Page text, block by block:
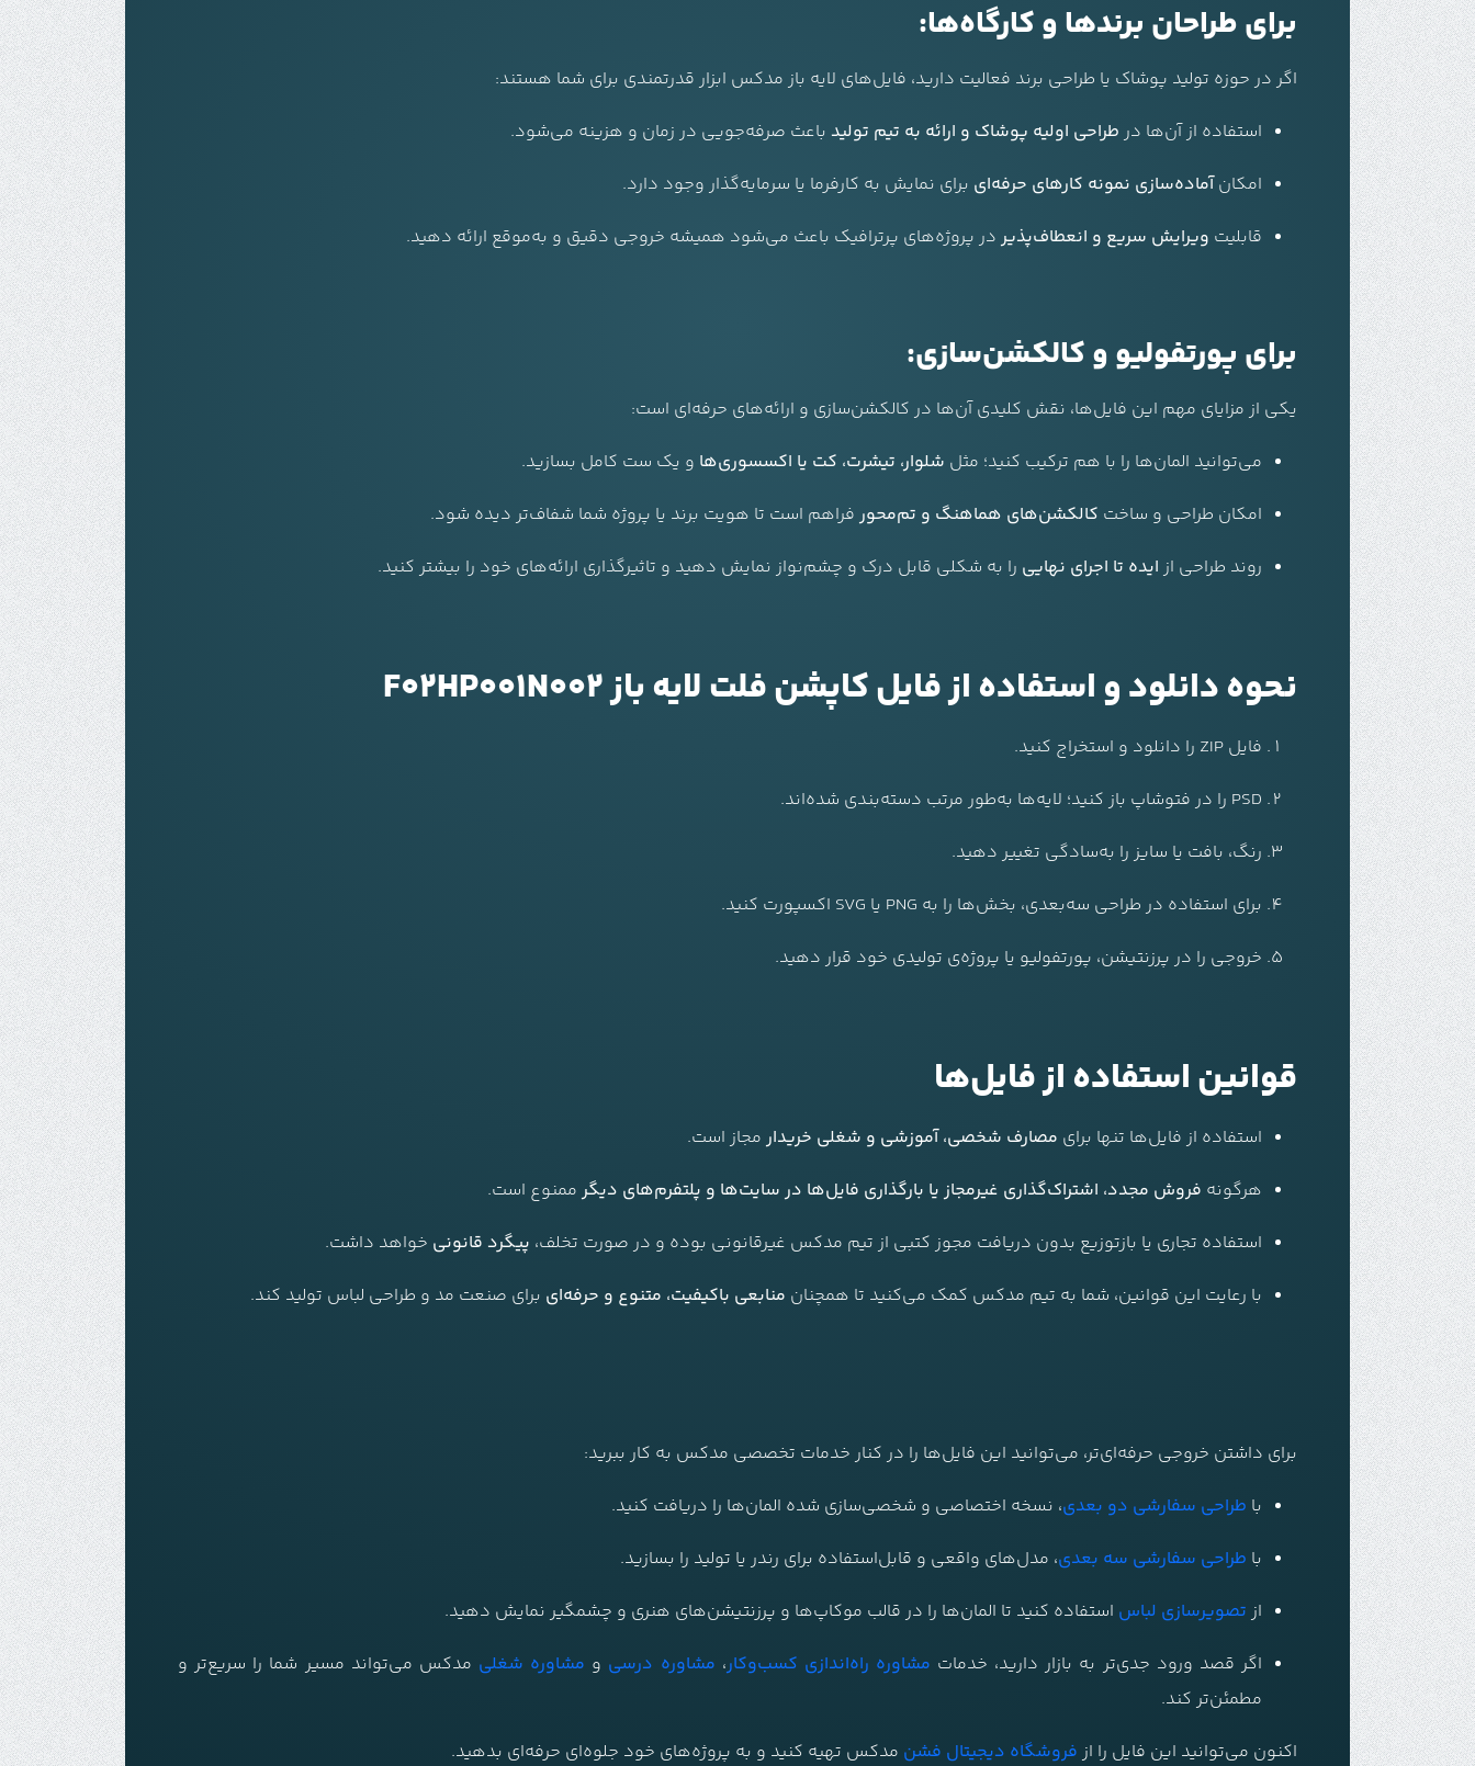
برای طراحان برندها و کارگاه‌ها:
اگر در حوزه تولید پوشاک یا طراحی برند فعالیت دارید، فایل‌های لایه باز مدکس ابزار قدرتمندی برای شما هستند:
استفاده از آن‌ها در طراحی اولیه پوشاک و ارائه به تیم تولید باعث صرفه‌جویی در زمان و هزینه می‌شود.
امکانآماده‌سازی نمونه کارهای حرفه‌ای برای نمایش به کارفرما یا سرمایه‌گذار وجود دارد.
قابلیت ویرایش سریع و انعطاف‌پذیر در پروژه‌های پرترافیک باعث می‌شود همیشه خروجی دقیق و به‌موقع ارائه دهید.
برای پورتفولیو و کالکشن‌سازی:
یکی از مزایای مهم این فایل‌ها، نقش کلیدی آن‌ها در کالکشن‌سازی و ارائه‌های حرفه‌ای است:
می‌توانید المان‌ها را با هم ترکیب کنید؛ مثل شلوار، تیشرت، کت یا اکسسوری‌ها و یک ست کامل بسازید.
امکان طراحی و ساخت کالکشن‌های هماهنگ و تم‌محور فراهم است تا هویت برند یا پروژه شما شفاف‌تر دیده شود.
روند طراحی از ایده تا اجرای نهایی را به شکلی قابل درک و چشم‌نواز نمایش دهید و تاثیرگذاری ارائه‌های خود را بیشتر کنید.
نحوه دانلود و استفاده از فایل کاپشن فلت لایه باز F02HP001N002
فایل ZIP را دانلود و استخراج کنید.
PSD را در فتوشاپ باز کنید؛ لایه‌ها به‌طور مرتب دسته‌بندی شده‌اند.
رنگ، بافت یا سایز را به‌سادگی تغییر دهید.
برای استفاده در طراحی سه‌بعدی، بخش‌ها را به PNG یا SVG اکسپورت کنید.
خروجی را در پرزنتیشن، پورتفولیو یا پروژه‌ی تولیدی خود قرار دهید.
قوانین استفاده از فایل‌ها
استفاده از فایل‌ها تنها برای مصارف شخصی، آموزشی و شغلی خریدار مجاز است.
هرگونه فروش مجدد، اشتراک‌گذاری غیرمجاز یا بارگذاری فایل‌ها در سایت‌ها و پلتفرم‌های دیگرممنوع است.
استفاده تجاری یا بازتوزیع بدون دریافت مجوز کتبی از تیم مدکس غیرقانونی بوده و در صورت تخلف، پیگرد قانونی خواهد داشت.
با رعایت این قوانین، شما به تیم مدکس کمک می‌کنید تا همچنان منابعی باکیفیت، متنوع و حرفه‌ای برای صنعت مد و طراحی لباس تولید کند.
برای داشتن خروجی حرفه‌ای‌تر، می‌توانید این فایل‌ها را در کنار خدمات تخصصی مدکس به کار ببرید:
با طراحی سفارشی دو بعدی، نسخه اختصاصی و شخصی‌سازی شده المان‌ها را دریافت کنید.
با طراحی سفارشی سه بعدی، مدل‌های واقعی و قابل‌استفاده برای رندر یا تولید را بسازید.
از تصویرسازی لباس استفاده کنید تا المان‌ها را در قالب موکاپ‌ها و پرزنتیشن‌های هنری و چشمگیر نمایش دهید.
اگر قصد ورود جدی‌تر به بازار دارید، خدمات مشاوره راه‌اندازی کسب‌وکار، مشاوره درسی و مشاوره شغلی مدکس می‌تواند مسیر شما را سریع‌تر و
مطمئن‌تر کند.
اکنون می‌توانید این فایل را از فروشگاه دیجیتال فشن مدکس تهیه کنید و به پروژه‌های خود جلوه‌ای حرفه‌ای بدهید.